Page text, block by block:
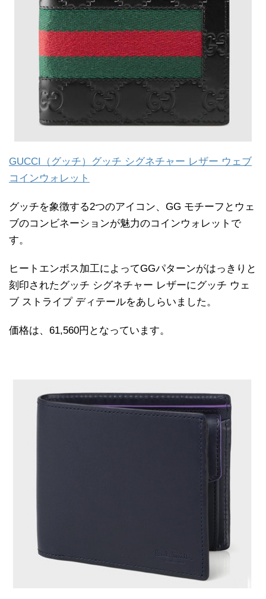
GUCCI（グッチ）グッチ シグネチャー レザー ウェブ
コインウォレット
グッチを象徴する2つのアイコン、GG モチーフとウェ
ブのコンビネーションが魅力のコインウォレットで
す。
ヒートエンボス加工によってGGパターンがはっきりと
刻印されたグッチ シグネチャー レザーにグッチ ウェ
ブ ストライプ ディテールをあしらいました。
価格は、61,560円となっています。